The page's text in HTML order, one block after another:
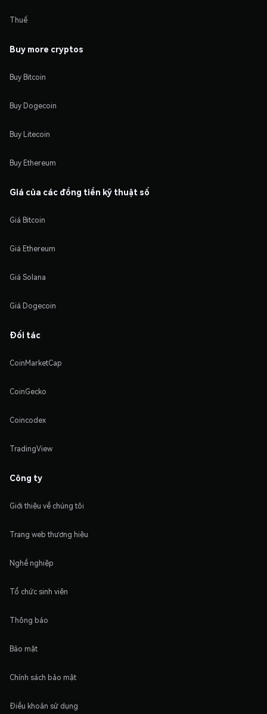
Thuế
Buy more cryptos
Buy Bitcoin
Buy Dogecoin
Buy Litecoin
Buy Ethereum
Giá của các đồng tiền kỹ thuật số
Giá Bitcoin
Giá Ethereum
Giá Solana
Giá Dogecoin
Đối tác
CoinMarketCap
CoinGecko
Coincodex
TradingView
Công ty
Giới thiệu về chúng tôi
Trang web thương hiệu
Nghề nghiệp
Tổ chức sinh viên
Thông báo
Bảo mật
Chính sách bảo mật
Điều khoản sử dụng